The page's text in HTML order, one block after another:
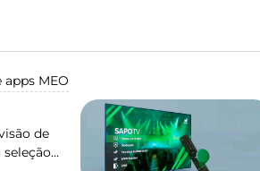
MEO
de